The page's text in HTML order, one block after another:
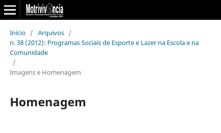
Início / Arquivos /
n. 38 (2012): Programas Sociais de Esporte e Lazer na Escola e na
Comunidade
/
Imagens e Homenagem
Homenagem